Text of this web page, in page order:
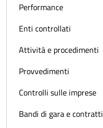
Performance
Enti controllati
Attività e procedimenti
Provvedimenti
Controlli sulle imprese
Bandi di gara e contratti